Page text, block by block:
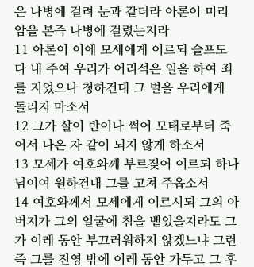
은 나병에 걸려 눈과 같더라 아론이 미리
암을 본즉 나병에 걸렸는지라
11 아론이 이에 모세에게 이르되 슬프도
다 내 주여 우리가 어리석은 일을 하여 죄
를 지었으나 청하건대 그 벌을 우리에게
돌리지 마소서
12 그가 살이 반이나 썩어 모태로부터 죽
어서 나온 자 같이 되지 않게 하소서
13 모세가 여호와께 부르짖어 이르되 하나
님이여 원하건대 그를 고쳐 주옵소서
14 여호와께서 모세에게 이르시되 그의 아
버지가 그의 얼굴에 침을 뱉었을지라도 그
가 이레 동안 부끄러워하지 않겠느냐 그런
즉 그를 진영 밖에 이레 동안 가두고 그 후